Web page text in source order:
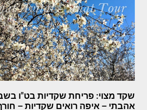
שקד מצוי: פריחת שקדיות בט"ו
אהבתי – איפה רואים שקדיות – חורף